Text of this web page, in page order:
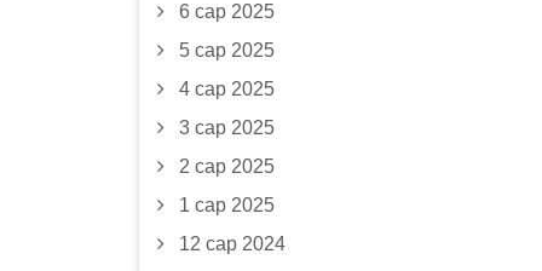
6 сар 2025
5 сар 2025
4 сар 2025
3 сар 2025
2 сар 2025
1 сар 2025
12 сар 2024